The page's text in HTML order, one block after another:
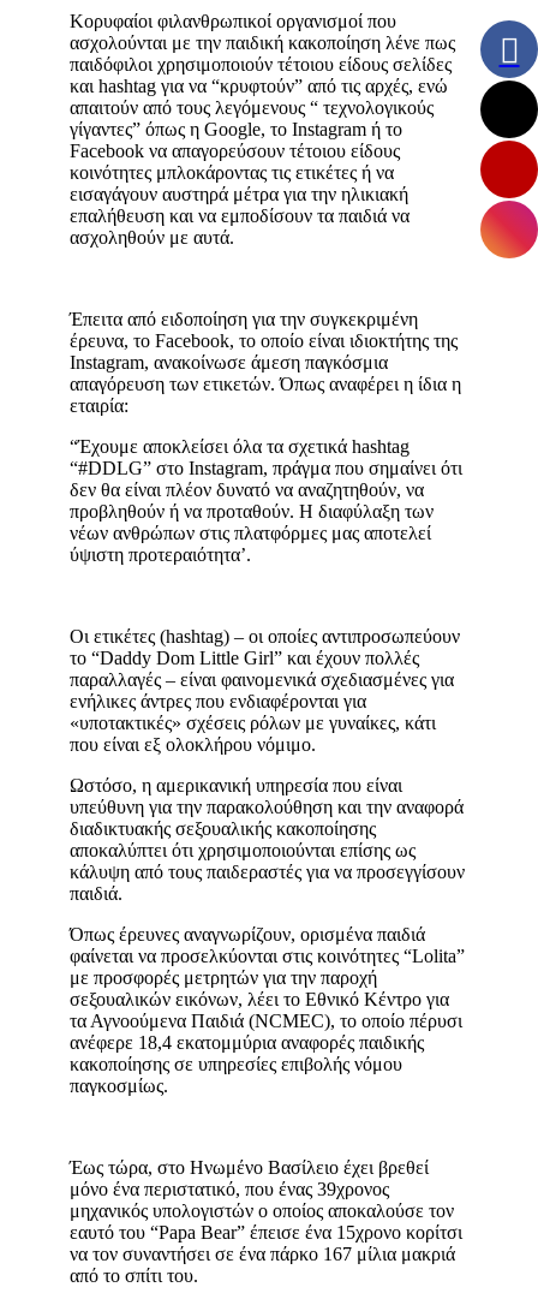
Κορυφαίοι φιλανθρωπικοί οργανισμοί που
ασχολούνται με την παιδική κακοποίηση λένε πως
παιδόφιλοι χρησιμοποιούν τέτοιου είδους σελίδες
και hashtag για να “κρυφτούν” από τις αρχές, ενώ
απαιτούν από τους λεγόμενους “ τεχνολογικούς
γίγαντες” όπως η Google, το Instagram ή το
Facebook να απαγορεύσουν τέτοιου είδους
κοινότητες μπλοκάροντας τις ετικέτες ή να
εισαγάγουν αυστηρά μέτρα για την ηλικιακή
επαλήθευση και να εμποδίσουν τα παιδιά να
ασχοληθούν με αυτά.
Έπειτα από ειδοποίηση για την συγκεκριμένη
έρευνα, το Facebook, το οποίο είναι ιδιοκτήτης της
Instagram, ανακοίνωσε άμεση παγκόσμια
απαγόρευση των ετικετών. Όπως αναφέρει η ίδια η
εταιρία:
“Έχουμε αποκλείσει όλα τα σχετικά hashtag
“#DDLG” στο Instagram, πράγμα που σημαίνει ότι
δεν θα είναι πλέον δυνατό να αναζητηθούν, να
προβληθούν ή να προταθούν. Η διαφύλαξη των
νέων ανθρώπων στις πλατφόρμες μας αποτελεί
ύψιστη προτεραιότητα’.
Οι ετικέτες (hashtag) – οι οποίες αντιπροσωπεύουν
το “Daddy Dom Little Girl” και έχουν πολλές
παραλλαγές – είναι φαινομενικά σχεδιασμένες για
ενήλικες άντρες που ενδιαφέρονται για
«υποτακτικές» σχέσεις ρόλων με γυναίκες, κάτι
που είναι εξ ολοκλήρου νόμιμο.
Ωστόσο, η αμερικανική υπηρεσία που είναι
υπεύθυνη για την παρακολούθηση και την αναφορά
διαδικτυακής σεξουαλικής κακοποίησης
αποκαλύπτει ότι χρησιμοποιούνται επίσης ως
κάλυψη από τους παιδεραστές για να προσεγγίσουν
παιδιά.
Όπως έρευνες αναγνωρίζουν, ορισμένα παιδιά
φαίνεται να προσελκύονται στις κοινότητες “Lolita”
με προσφορές μετρητών για την παροχή
σεξουαλικών εικόνων, λέει το Εθνικό Κέντρο για
τα Αγνοούμενα Παιδιά (NCMEC), το οποίο πέρυσι
ανέφερε 18,4 εκατομμύρια αναφορές παιδικής
κακοποίησης σε υπηρεσίες επιβολής νόμου
παγκοσμίως.
Έως τώρα, στο Ηνωμένο Βασίλειο έχει βρεθεί
μόνο ένα περιστατικό, που ένας 39χρονος
μηχανικός υπολογιστών ο οποίος αποκαλούσε τον
εαυτό του “Papa Bear” έπεισε ένα 15χρονο κορίτσι
να τον συναντήσει σε ένα πάρκο 167 μίλια μακριά
από το σπίτι του.